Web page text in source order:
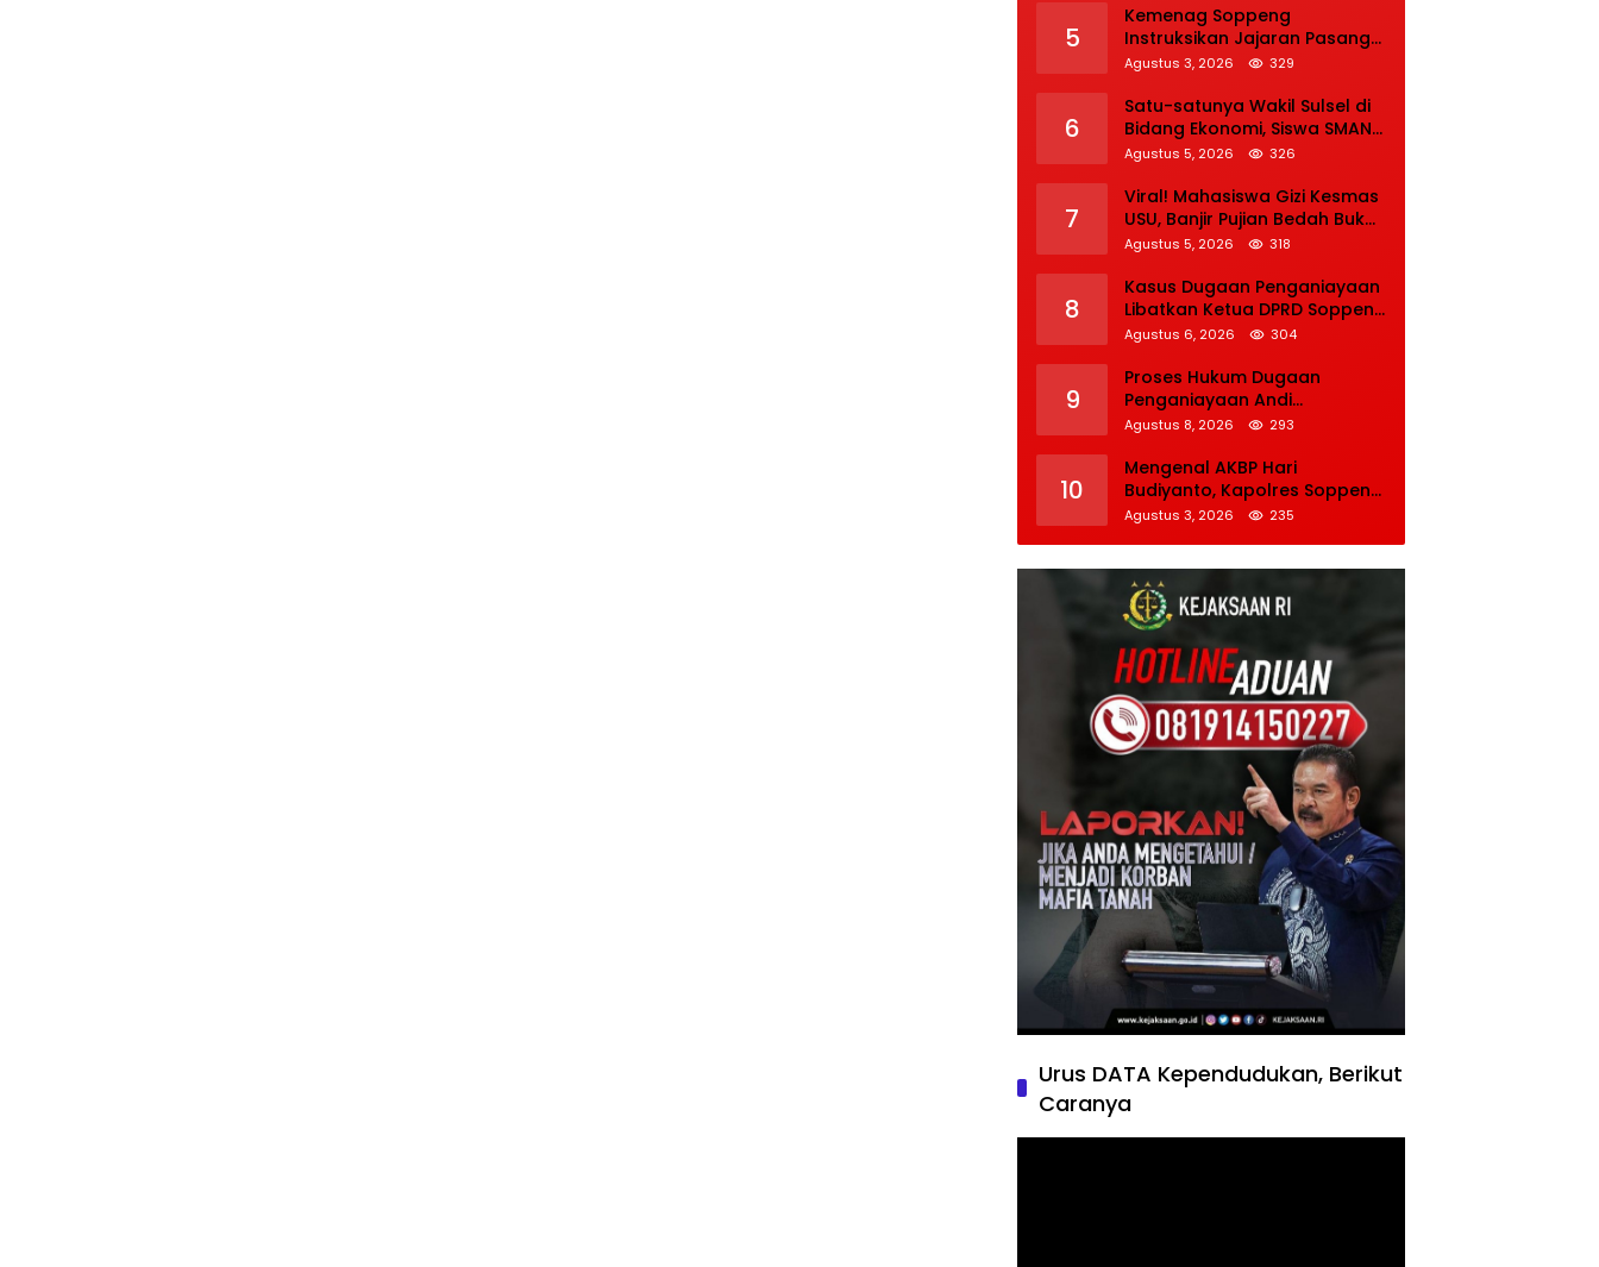
5
Kemenag Soppeng
Instruksikan Jajaran Pasang
Bendera Merah Putih Sambut
Agustus 3, 2026 329
6
Satu-satunya Wakil Sulsel di
Bidang Ekonomi, Siswa SMAN 1
Soppeng Lolos Semifinal OSN
Agustus 5, 2026 326
7
Viral! Mahasiswa Gizi Kesmas
USU, Banjir Pujian Bedah Buku
Skala International Dari 70
Akademik Dunia
Agustus 5, 2026 318
8
Kasus Dugaan Penganiayaan
Libatkan Ketua DPRD Soppeng
terus Bergulir, Tim INAFIS
Rekonstruksi
Agustus 6, 2026 304
9
Proses Hukum Dugaan
Penganiayaan Andi
Muhammad Farid Kaswadi
Fraksi Golkar Tetap Berlanjut
Agustus 8, 2026 293
10
Mengenal AKBP Hari
Budiyanto, Kapolres Soppeng
yang Baru, Berpengalaman di
Agustus 3, 2026 235
Urus DATA Kependudukan, Berikut
Caranya